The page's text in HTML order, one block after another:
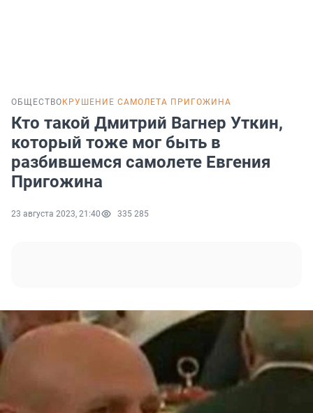
ОБЩЕСТВО КРУШЕНИЕ САМОЛЕТА ПРИГОЖИНА
Кто такой Дмитрий Вагнер Уткин,
который тоже мог быть в
разбившемся самолете Евгения
Пригожина
23 августа 2023, 21:40 335 285